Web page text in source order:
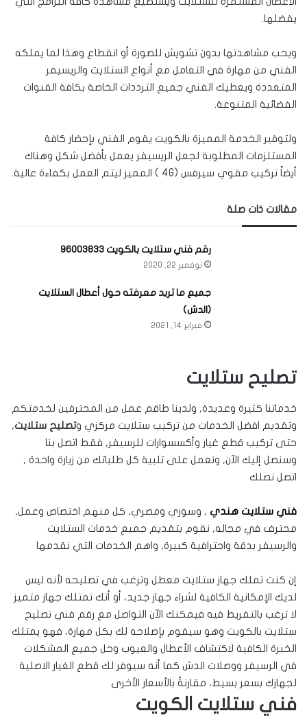
يفضلها.
ويحب مشاهدتها بدون تشويش للصورة أو انقطاع وهذا لما يملكه
الفني من مهارة في التعامل مع أنواع الستلايت والريسيفر
المتعددة ويعطيك الفني جميع الترددات الخاصة بكافة القنوات
الفضائية المتنوعة.
ولتوفير الخدمة المميزة بالكويت يقوم الفني بإحضار كافة
المستلزمات المطلوبة لجعل الريسيفر يعمل بأفضل شكل وهناك
أيضاً تركيب مقوي سيرفس (4G ) المميز ليتم العمل بكفاءة عالية.
مقالات ذات صلة
رقم فني ستلايت بالكويت 96003833
نوفمبر 22, 2020
جميع ما تريد معرفته حول أعطال الستلايت
(الدش)
فبراير 14, 2021
تصليح ستلايت
خدماتنا كثيرة وعديدة, ولدينا طاقم عمل من المحترفين لخدمتكم
وتقديم افضل الخدمات من تركيب ستلايت مركزي وتصليح ستلايت,
حتى تركيب قطع غيار وأكسسوارات للرسيفر, فقط اتصل بنا
وسنصل إليك الآن, ونعمل على تلبية كل طلباتك من زيارة واحدة ,
اتصل نصلك
فني ستلايت هندي , وسوري ومصري, كل منهم اختصاص وعمل,
محترف في مجاله, نقوم بتقديم جميع خدمات الستلايت
والرسيفر بدقة واحترافية كبيرة, واهم الخدمات التي نقدمها
إن كنت تملك جهاز ستلايت معطل وترغب في تصليحه لأنه ليس
لديك الإمكانية الكافية لشراء جهاز جديد، أو أنك تمتلك جهاز متميز
لا ترغب بالتفريط فيه فيمكنك الآن التواصل مع رقم فني تصليح
ستلايت بالكويت وهو سيقوم بإصلاحه لك بكل مهارة، فهو يمتلك
الخبرة الكافية لاكتشاف الأعطال والعيوب وحل جميع المشكلات
في الرسيفر ووصلات الدش كما أنه سيوفر لك قطع الغيار الاصلية
لجهازك بسعر بسيط، مقارنةً بالأسعار الأخرى
فني ستلايت الكويت